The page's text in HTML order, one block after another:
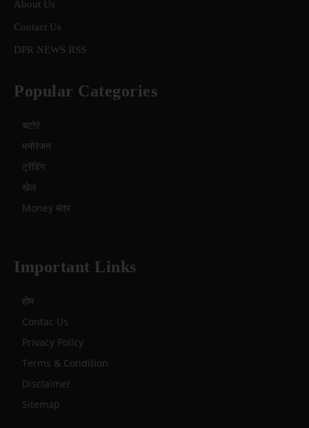
About Us
Contact Us
DPR NEWS RSS
Popular Categories
चटोरे
मनोरंजन
ट्रेंडिंग
खेल
Money मंत्र
Important Links
होम
Contac Us
Privacy Policy
Terms & Condition
Disclaimer
Sitemap